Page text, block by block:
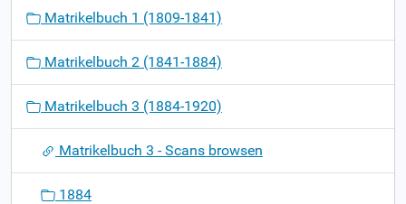
o
Matrikelbuch 1 (1809-1841)
Matrikelbuch 2 (1841-1884)
Matrikelbuch 3 (1884-1920)
Matrikelbuch 3 - Scans browsen
1884